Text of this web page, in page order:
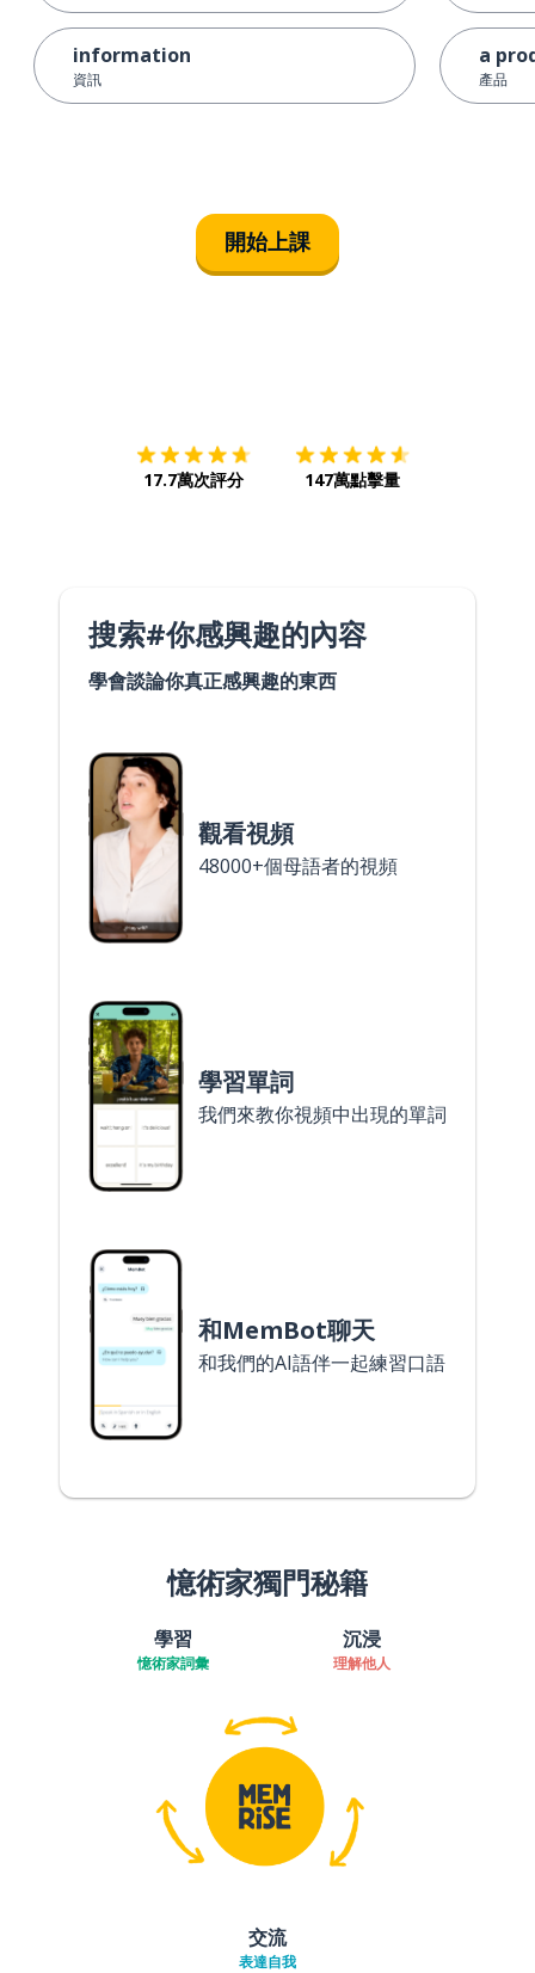
information
資訊
a
產品
開始上課
17.7萬次評分 147萬點擊量
搜索#你感興趣的內容
學會談論你真正感興趣的東西
觀看視頻
48000+個母語者的視頻
學習單詞
我們來教你視頻中出現的單詞
和MemBot聊天
和我們的AI語伴一起練習口語
憶術家獨門秘籍
學習
憶術家詞彙
沉浸
理解他人
交流
表達自我